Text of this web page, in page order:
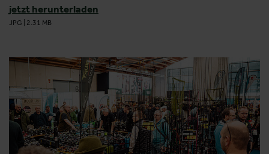
jetzt herunterladen
JPG 2.31 MB